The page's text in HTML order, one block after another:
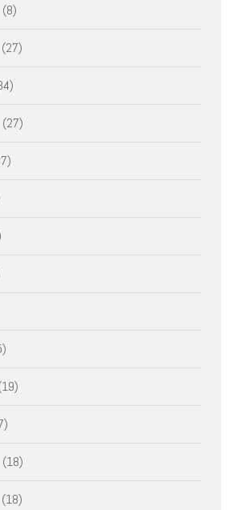
(8)
(27)
(27)
(18)
(18)